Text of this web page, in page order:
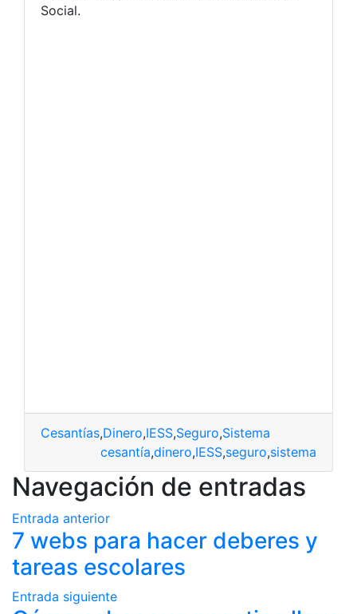
Social.
Cesantías,Dinero,IESS,Seguro,Sistema
cesantía,dinero,IESS,seguro,sistema
Navegación de entradas
Entrada anterior
7 webs para hacer deberes y
tareas escolares
Entrada siguiente